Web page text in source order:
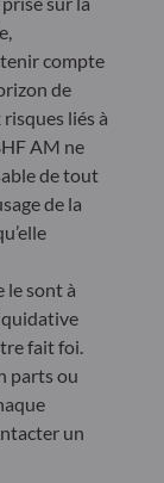
(« BaFin »)
local de
de
compte
de
liés à
AM ne
de tout
de la
le sont à
fait foi.
parts ou
un